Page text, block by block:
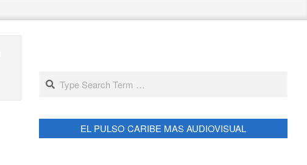
Search
EL PULSO CARIBE MAS AUDIOVISUAL